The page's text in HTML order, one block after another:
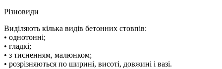
Різновиди
Виділяють кілька видів бетонних стовпів:
• однотонні;
• гладкі;
• з тисненням, малюнком;
• розрізняються по ширині, висоті, довжині і вазі.